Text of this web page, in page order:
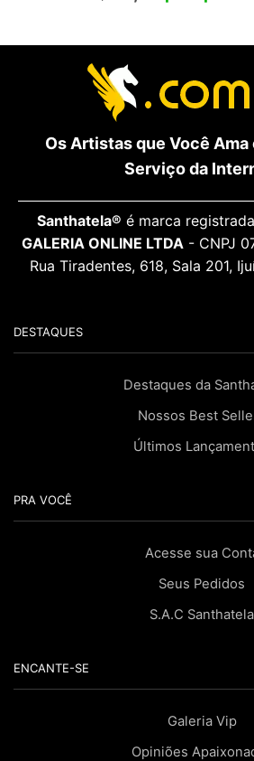
Os Artistas que Você
Serviço da
Santhatela® é marca registrada
GALERIA ONLINE LTDA - CNPJ
Rua Tiradentes, 618, Sala 201,
DESTAQUES
Destaques da
Nossos Best
Últimos
PRA VOCÊ
Acesse sua
Seus Pedidos
S.A.C Santhatela
ENCANTE-SE
Galeria Vip
Opiniões